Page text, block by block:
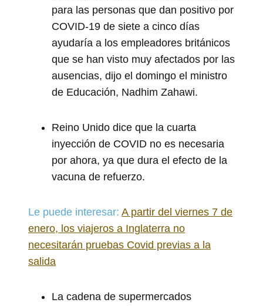
para las personas que dan positivo por
COVID-19 de siete a cinco días
ayudaría a los empleadores británicos
que se han visto muy afectados por las
ausencias, dijo el domingo el ministro
de Educación, Nadhim Zahawi.
Reino Unido dice que la cuarta
inyección de COVID no es necesaria
por ahora, ya que dura el efecto de la
vacuna de refuerzo.
Le puede interesar: A partir del viernes 7 de
enero, los viajeros a Inglaterra no
necesitarán pruebas Covid previas a la
salida
La cadena de supermercados